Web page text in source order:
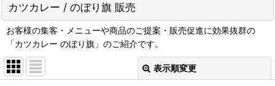
カツカレー / のぼり旗 販売
お客様の集客・メニューや商品のご提案・販売促進に効果抜群の
「カツカレー のぼり旗」のご紹介です。
表示順変更